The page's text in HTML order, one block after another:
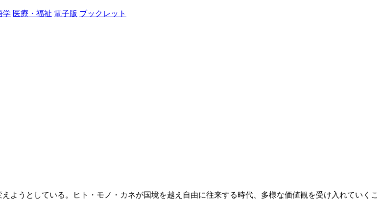
学 医療・福祉 電子版 ブックレット
ようとしている。ヒト・モノ・カネが国境を越え自由に往来する時代、多様な価値観を受け入れていくこ